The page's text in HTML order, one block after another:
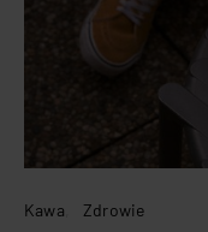
Kawa Zdrowie